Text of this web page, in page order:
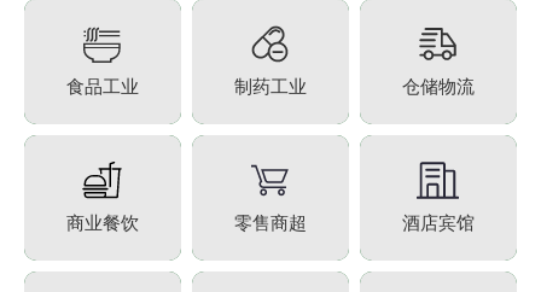
食品工业 制药工业 仓储物流
商业餐饮 零售商超 酒店宾馆